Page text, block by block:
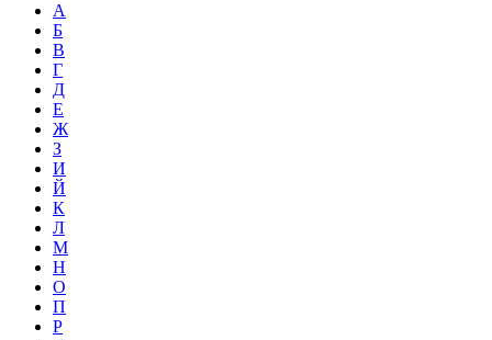
А
Б
В
Г
Д
Е
Ж
З
И
Й
К
Л
М
Н
О
П
Р